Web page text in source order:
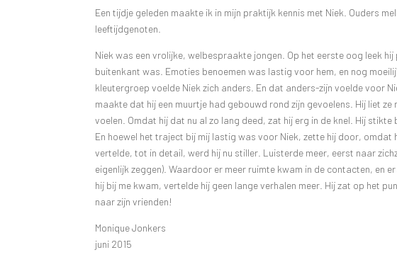
Een tijdje geleden maakte ik in mijn praktijk kennis met Niek. Ouders
leeftijdgenoten.
Niek was een vrolijke, welbespraakte jongen. Op het eerste oog leek
buitenkant was. Emoties benoemen was lastig voor hem, en nog
kleutergroep voelde Niek zich anders. En dat anders-zijn voelde voor
maakte dat hij een muurtje had gebouwd rond zijn gevoelens. Hij liet
voelen. Omdat hij dat nu al zo lang deed, zat hij erg in de knel. Hij stikte
En hoewel het traject bij mij lastig was voor Niek, zette hij door,
vertelde, tot in detail, werd hij nu stiller. Luisterde meer, eerst naar
eigenlijk zeggen). Waardoor er meer ruimte kwam in de contacten, en
hij bij me kwam, vertelde hij geen lange verhalen meer. Hij zat op het
naar zijn vrienden!
Monique Jonkers
juni 2015